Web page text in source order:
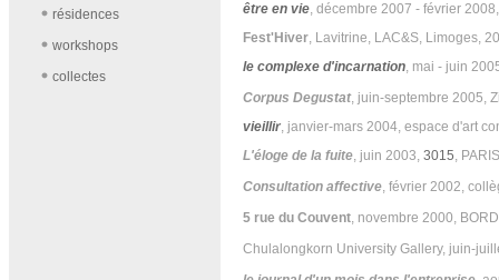
résidences
workshops
collectes
être en vie, décembre 2007 - février
Fest'Hiver, Lavitrine, LAC&S, Limoges,
le complexe d'incarnation, mai - juin
Corpus Degustat, juin-septembre 2005,
vieillir, janvier-mars 2004, espace d'art
L'éloge de la fuite, juin 2003, 3015, PARIS
Consultation affective, février 2002,
5 rue du Couvent, novembre 2000,
Chulalongkorn University Gallery, juin-